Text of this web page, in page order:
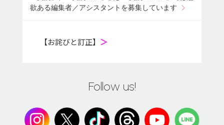
欲ある編集者／アシスタントを募集しています
【お詫びと訂正】 ＞
Follow us!